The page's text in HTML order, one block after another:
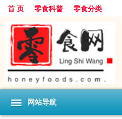
首 页 零食科普 零食分类
网站导航